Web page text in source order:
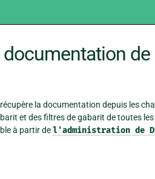
de
la documentation depuis les
et des filtres de gabarit de toutes
à partir del'administration de